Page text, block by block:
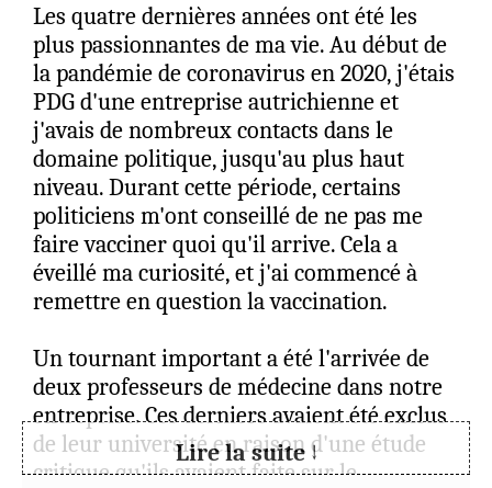
toujours d'informer, mais plus
prudemment.
J'aurais des milliers de choses à expliquer
sur le véritable drame qui s'est produit
dans l'organisation de Jéhovah, mais vais
aller à l'essentiel.
1) À l'époque des Israélites, époque des
miracles et des prophètes, Jéhovah
permettait la méchanceté, voire l'horreur,
au sein de son peuple, parfois pendant des
autorités humaines du peuple de Jéhovah
de l'époque en étaient responsables. Pour
autant, c'était l'organisation de Jéhovah et
il le permettait. Restons donc convaincus
que nous sommes au bon endroit dans
Les quatre dernières années ont été les
plus passionnantes de ma vie. Au début de
la pandémie de coronavirus en 2020, j'étais
PDG d'une entreprise autrichienne et
j'avais de nombreux contacts dans le
domaine politique, jusqu'au plus haut
niveau. Durant cette période, certains
politiciens m'ont conseillé de ne pas me
faire vacciner quoi qu'il arrive. Cela a
éveillé ma curiosité, et j'ai commencé à
remettre en question la vaccination.
Un tournant important a été l'arrivée de
deux professeurs de médecine dans notre
entreprise. Ces derniers avaient été exclus
de leur université en raison d'une étude
critique qu'ils avaient faite sur le
Lire la suite ↓